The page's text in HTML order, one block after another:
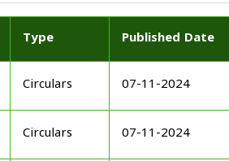
Type Published Date
Circulars 07-11-2024
Circulars 07-11-2024